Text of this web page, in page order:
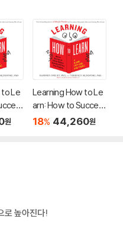
Le
원
Learning How to Le
arn: How to Succee
d in School Without
18% 44,260원
로 높아진다!